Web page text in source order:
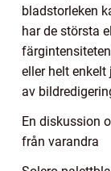
bladstorleken
har de största
eller helt
av
En diskussion
från varandra